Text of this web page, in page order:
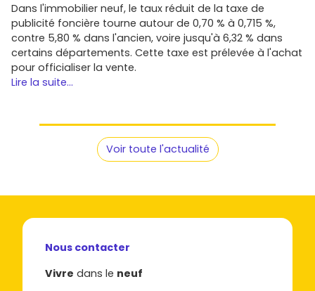
Dans l'immobilier neuf, le taux réduit de la taxe de
publicité foncière tourne autour de 0,70 % à 0,715 %,
contre 5,80 % dans l'ancien, voire jusqu'à 6,32 % dans
certains départements. Cette taxe est prélevée à l'achat
pour officialiser la vente.
Lire la suite...
Voir toute l'actualité
Nous contacter
Vivre dans le neuf